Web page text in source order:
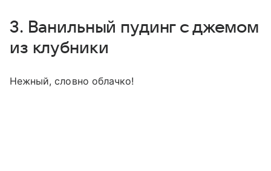
3. Ванильный пудинг с джемом
из клубники
Нежный, словно облачко!